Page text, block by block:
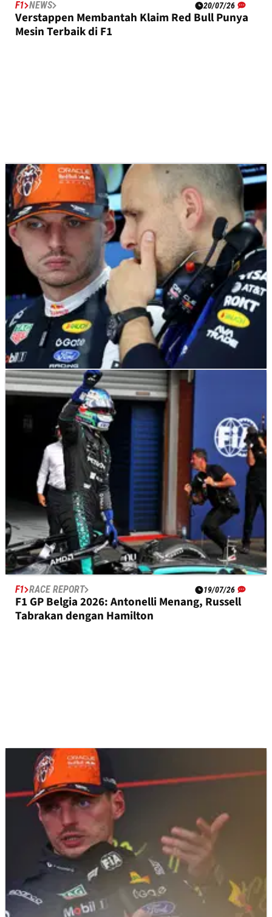
F1 NEWS 20/07/26
Verstappen Membantah Klaim Red Bull Punya
Mesin Terbaik di F1
F1 NEWS
Red Bull Ungkap Pengganti Lambiase sebagai
Engineer Max Verstappen
F1 RACE REPORT 19/07/26
F1 GP Belgia 2026: Antonelli Menang, Russell
Tabrakan dengan Hamilton